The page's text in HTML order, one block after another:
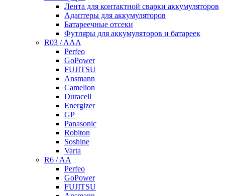
Лента для контактной сварки аккумуляторов
Адаптеры для аккумуляторов
Батареечные отсеки
Футляры для аккумуляторов и батареек
R03 / AAA
Perfeo
GoPower
FUJITSU
Ansmann
Camelion
Duracell
Energizer
GP
Panasonic
Robiton
Soshine
Varta
R6 / AA
Perfeo
GoPower
FUJITSU